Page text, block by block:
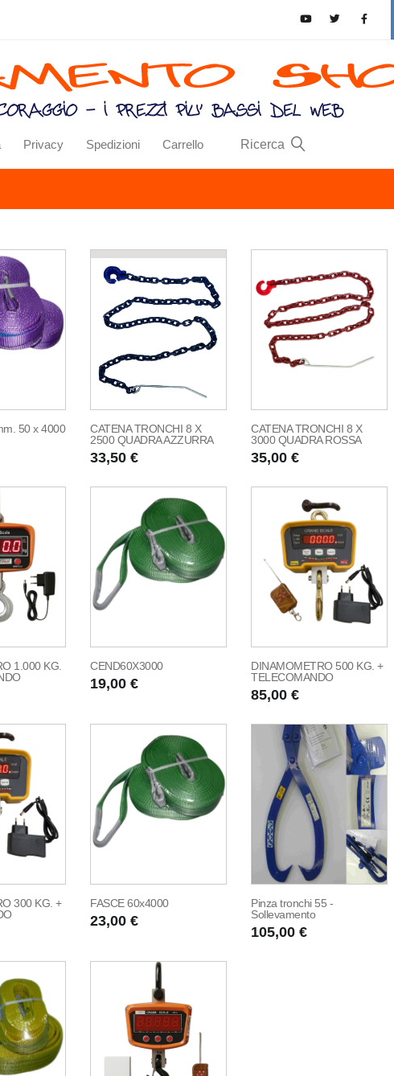
Privacy Spedizioni Carrello Ricerca
50 x 4000
CATENA TRONCHI 8 X
2500 QUADRA AZZURRA
33,50 €
CATENA TRONCHI 8 X
3000 QUADRA ROSSA
35,00 €
1.000 KG.
CEND60X3000
19,00 €
DINAMOMETRO 500 KG. +
TELECOMANDO
85,00 €
300 KG. +
FASCE 60x4000
23,00 €
Pinza tronchi 55 -
Sollevamento
105,00 €